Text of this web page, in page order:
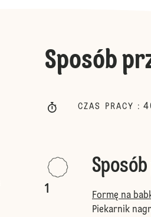
Sposób
CZAS PRACY :
1 Formę na
Piekarnik